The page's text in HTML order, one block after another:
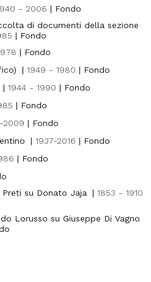
- 2006 | Fondo
di documenti della sezione
| Fondo
| Fondo
| 1949 - 1980 | Fondo
| 1944 - 1990 | Fondo
| Fondo
2009 | Fondo
| 1937-2016 | Fondo
| Fondo
su Donato Jaja
| 1853 - 1910
Lorusso su Giuseppe Di Vagno